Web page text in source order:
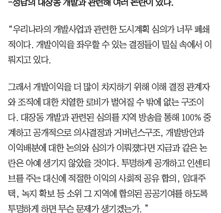
-성남의 대장동 개발과 관련해 여러 논란이 있다.
“우리나라의 개발사업과 관련한 도시계획 심의가 너무 폐쇄
적이다. 개발이익을 좌우할 수 있는 결정들이 밀실 속에서 이
뤄지고 있다.
그래서 개발이익을 더 많이 차지하기 위해 이해 결정 관계자
와 조직에 대한 치열한 로비가 벌어질 수 밖에 없는 구조이
다. 대장동 개발과 관련된 심의를 지역 방송을 통해 100% 중
계하고 공개적으로 의사결정과 거버넌스구조, 개발방안과
이익배분에 대한 논의와 심의가 이뤄졌다면 지금과 같은 논
란은 아예 생기지 않았을 것이다. 투명하게 공개하고 인센티
브를 주는 대신에 적절한 이익의 사회적 공유 합의, 임대주
택, 녹지 확보 등 소위 그 지역에 합의된 공공기여를 하도록
투명하게 하면 무슨 문제가 생기겠는가. ”